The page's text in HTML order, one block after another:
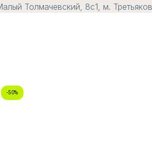
Толмачевский, 8с1, м.
-50%